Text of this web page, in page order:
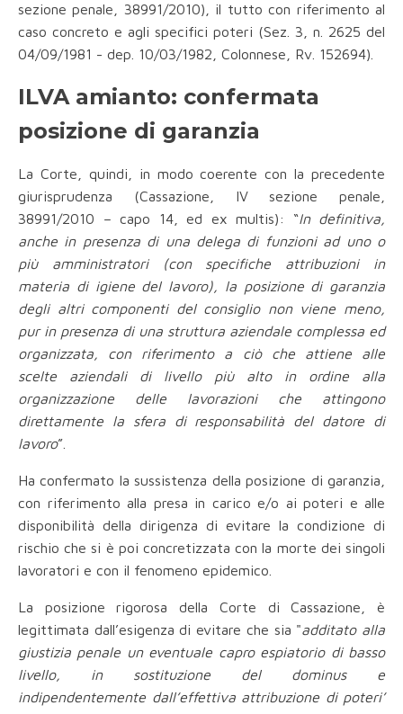
sezione penale, 38991/2010), il tutto con riferimento al
caso concreto e agli specifici poteri (Sez. 3, n. 2625 del
04/09/1981 - dep. 10/03/1982, Colonnese, Rv. 152694).
ILVA amianto: confermata
posizione di garanzia
La Corte, quindi, in modo coerente con la precedente
giurisprudenza (Cassazione, IV sezione penale,
38991/2010 – capo 14, ed ex multis): “In definitiva,
anche in presenza di una delega di funzioni ad uno o
più amministratori (con specifiche attribuzioni in
materia di igiene del lavoro), la posizione di garanzia
degli altri componenti del consiglio non viene meno,
pur in presenza di una struttura aziendale complessa ed
organizzata, con riferimento a ciò che attiene alle
scelte aziendali di livello più alto in ordine alla
organizzazione delle lavorazioni che attingono
direttamente la sfera di responsabilità del datore di
lavoro”.
Ha confermato la sussistenza della posizione di garanzia,
con riferimento alla presa in carico e/o ai poteri e alle
disponibilità della dirigenza di evitare la condizione di
rischio che si è poi concretizzata con la morte dei singoli
lavoratori e con il fenomeno epidemico.
La posizione rigorosa della Corte di Cassazione, è
legittimata dall’esigenza di evitare che sia "additato alla
giustizia penale un eventuale capro espiatorio di basso
livello, in sostituzione del dominus e
indipendentemente dall’effettiva attribuzione di poteri’